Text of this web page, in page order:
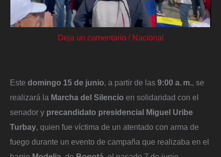
Deja un comentario / Nacional
Este domingo 15 de junio, a partir de las 9:00 a. m., se
realizará la Marcha del Silencio en solidaridad con el
senador y precandidato presidencial
Miguel Uribe
Turbay, quien fue víctima de un atentado con arma de
fuego durante un evento de campaña que realizaba en el